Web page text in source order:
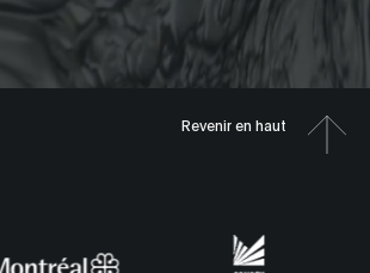
Revenir en haut